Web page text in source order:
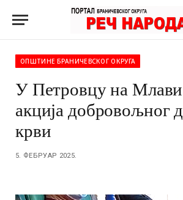
ОПШТИНЕ БРАНИЧЕВСКОГ ОКРУГА
У Петровцу на
акција добровољног
крви
5. ФЕБРУАР 2025.